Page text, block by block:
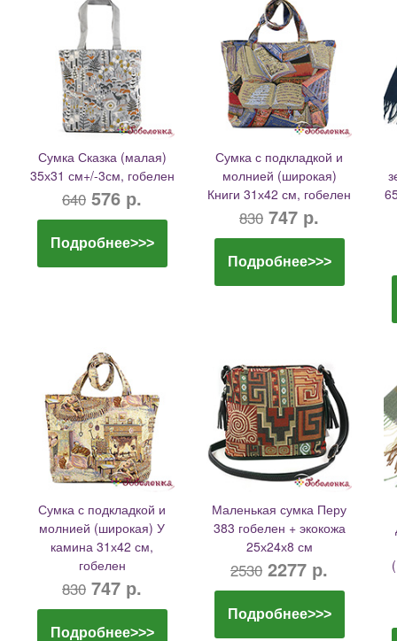
Сумка Сказка (малая)
35х31 см+/-3см, гобелен
640 576 р.
Подробнее>>>
Сумка с подкладкой и
молнией (широкая)
Книги 31х42 см, гобелен
830 747 р.
Подробнее>>>
Сумка с подкладкой и
молнией (широкая) У
камина 31х42 см,
гобелен
830 747 р.
Подробнее>>>
Маленькая сумка Перу
383 гобелен + экокожа
25х24х8 см
2530 2277 р.
Подробнее>>>